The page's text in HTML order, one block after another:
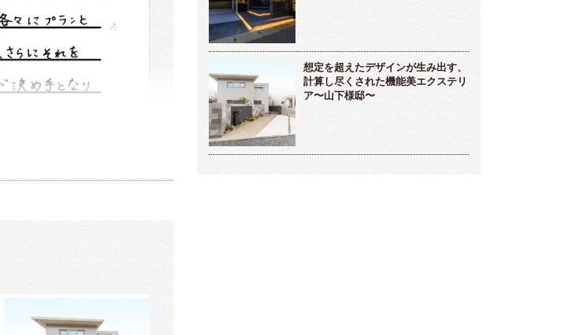
想定を超えたデザインが生み出す、
計算し尽くされた機能美エクステリ
ア〜山下様邸〜